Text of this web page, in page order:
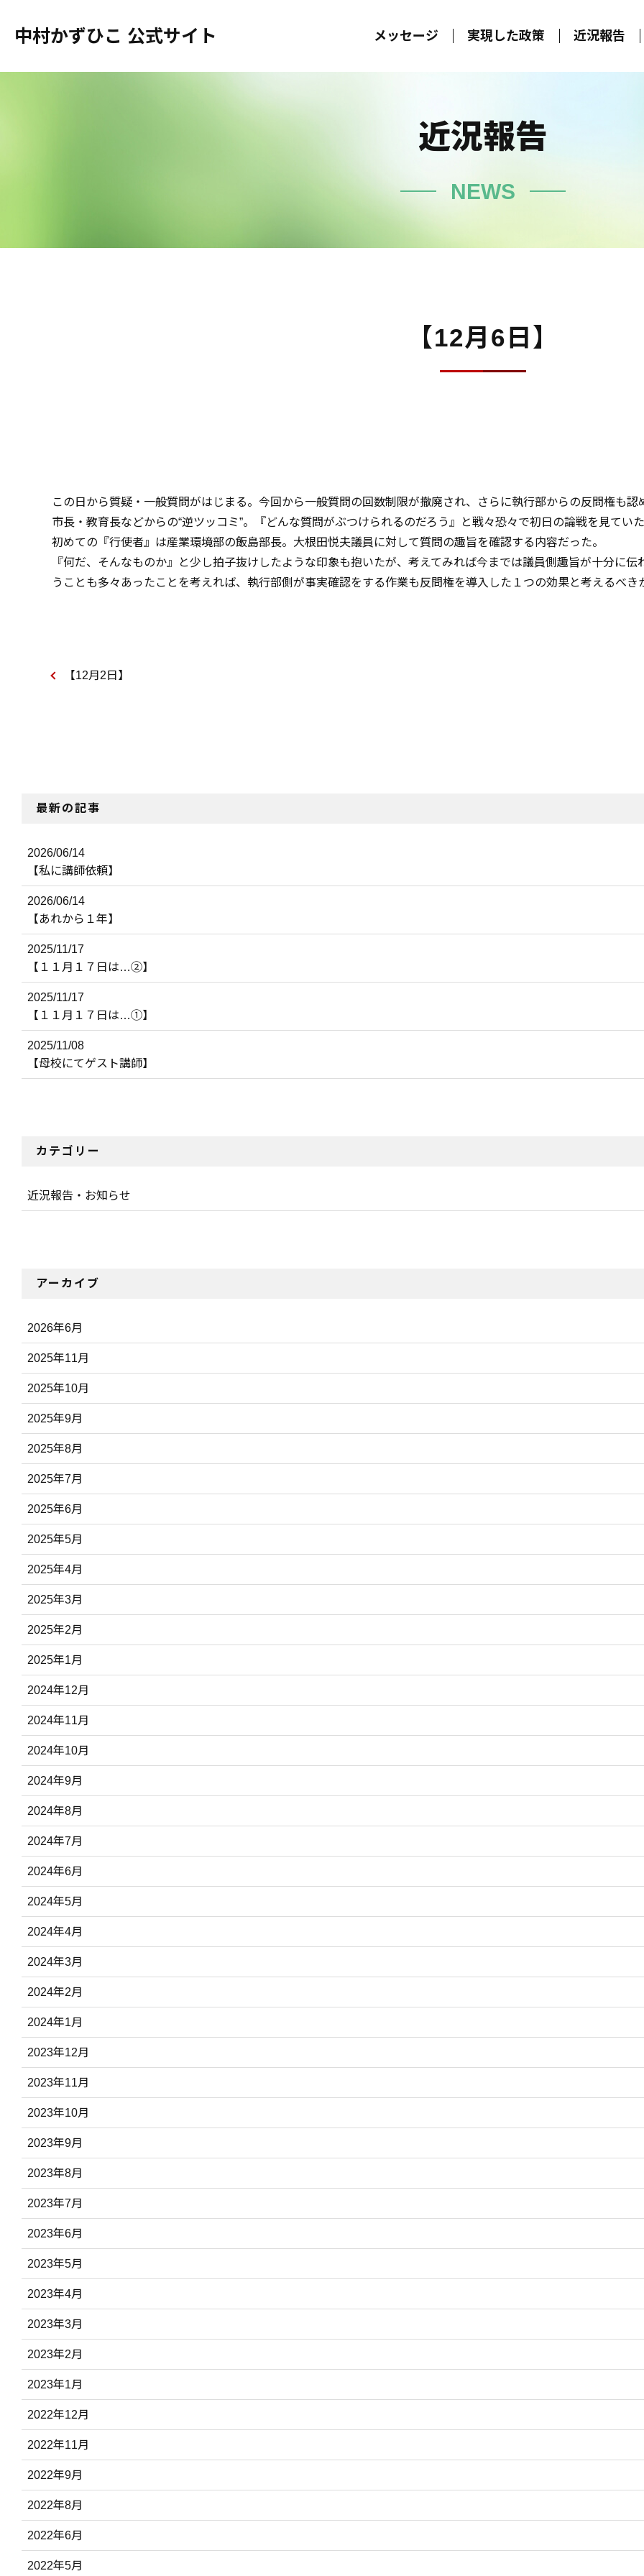
中村かずひこ 公式サイト メッセージ 実現した政策 近況報告
近況報告
NEWS
【12月6日】
この日から質疑・一般質問がはじまる。今回から一般質問の回数制限が撤廃され、さらに執行部からの反問権も認
市長・教育長などからの“逆ツッコミ”。『どんな質問がぶつけられるのだろう』と戦々恐々で初日の論戦を見てい
初めての『行使者』は産業環境部の飯島部長。大根田悦夫議員に対して質問の趣旨を確認する内容だった。
『何だ、そんなものか』と少し拍子抜けしたような印象も抱いたが、考えてみれば今までは議員側趣旨が十分に
うことも多々あったことを考えれば、執行部側が事実確認をする作業も反問権を導入した１つの効果と考えるべき
【12月2日】
最新の記事
2026/06/14
【私に講師依頼】
2026/06/14
【あれから１年】
2025/11/17
【１１月１７日は…②】
2025/11/17
【１１月１７日は…①】
2025/11/08
【母校にてゲスト講師】
カテゴリー
近況報告・お知らせ
アーカイブ
2026年6月
2025年11月
2025年10月
2025年9月
2025年8月
2025年7月
2025年6月
2025年5月
2025年4月
2025年3月
2025年2月
2025年1月
2024年12月
2024年11月
2024年10月
2024年9月
2024年8月
2024年7月
2024年6月
2024年5月
2024年4月
2024年3月
2024年2月
2024年1月
2023年12月
2023年11月
2023年10月
2023年9月
2023年8月
2023年7月
2023年6月
2023年5月
2023年4月
2023年3月
2023年2月
2023年1月
2022年12月
2022年11月
2022年9月
2022年8月
2022年6月
2022年5月